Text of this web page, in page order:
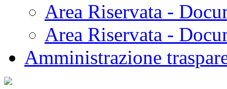
Area Riservata -
Area Riservata -
Amministrazione